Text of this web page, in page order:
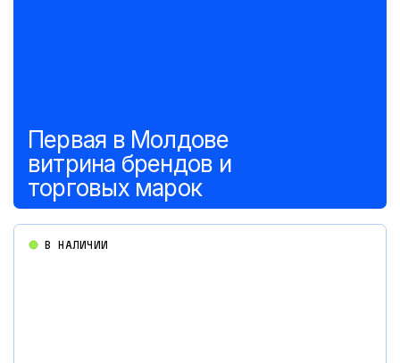
Первая в Молдове
витрина брендов и
торговых марок
В НАЛИЧИИ